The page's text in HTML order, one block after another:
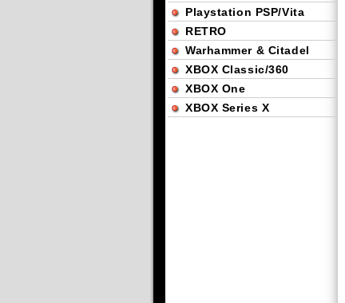
Playstation PSP/Vita
RETRO
Warhammer & Citadel
XBOX Classic/360
XBOX One
XBOX Series X